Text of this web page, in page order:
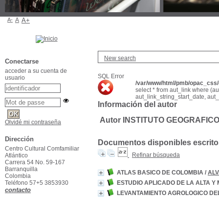
New search
SQL Error
/var/www/html/pmb/
select * from aut_link where
aut_link_string_start_date,
Información del autor
Autor INSTITUTO
Documentos disponibles
Refinar búsqueda
ATLAS BASICO DE COLOMBIA /
ESTUDIO APLICADO DE LA ALTA
LEVANTAMIENTO AGROLOGICO
A- A A+
Conectarse
acceder a su cuenta de
usuario
Olvidé mi contraseña
Dirección
Centro Cultural Comfamiliar
Atlántico
Carrera 54 No. 59-167
Barranquilla
Colombia
Teléfono 57+5 3853930
contacto